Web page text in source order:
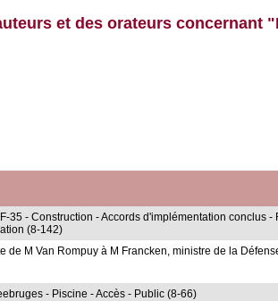
et des orateurs concernant
35 - Construction - Accords d'implémentation conclus
(8-142)
de M Van Rompuy à M Francken, ministre de la
- Piscine - Accès - Public (8-66)